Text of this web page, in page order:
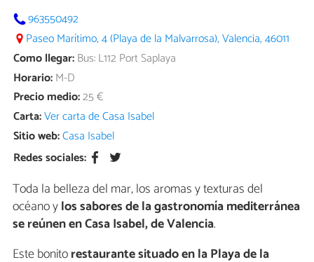
963550492
Paseo Marítimo, 4 (Playa de la Malvarrosa), Valencia, 46011
Como llegar:Bus: L112 Port Saplaya
Horario:M-D
Precio medio:25 €
Carta:Ver carta de Casa Isabel
Sitio web:Casa Isabel
Redes sociales:
Toda la belleza del mar, los aromas y texturas del
océano ylos sabores de la gastronomía mediterránea
se reúnen en Casa Isabel, de Valencia.
Este bonitorestaurante situado en la Playa de la